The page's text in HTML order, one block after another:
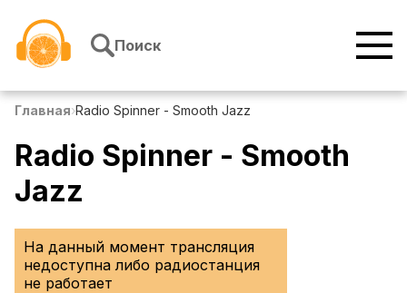
Поиск
Главная›Radio Spinner - Smooth Jazz
Radio Spinner - Smooth
Jazz
На данный момент трансляция
недоступна либо радиостанция
не работает